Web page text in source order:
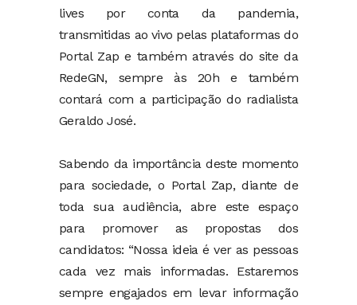
lives por conta da pandemia,
transmitidas ao vivo pelas plataformas do
Portal Zap e também através do site da
RedeGN, sempre às 20h e também
contará com a participação do radialista
Geraldo José.
Sabendo da importância deste momento
para sociedade, o Portal Zap, diante de
toda sua audiência, abre este espaço
para promover as propostas dos
candidatos: “Nossa ideia é ver as pessoas
cada vez mais informadas. Estaremos
sempre engajados em levar informação